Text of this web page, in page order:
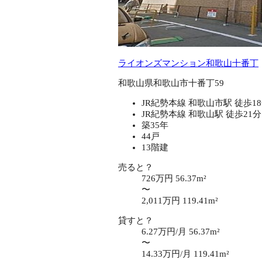
ライオンズマンション和歌山十番丁
和歌山県和歌山市十番丁59
JR紀勢本線 和歌山市駅 徒歩
JR紀勢本線 和歌山駅 徒歩21分
築35年
44戸
13階建
売ると？
726万円 56.37m²
〜
2,011万円 119.41m²
貸すと？
6.27万円/月 56.37m²
〜
14.33万円/月 119.41m²